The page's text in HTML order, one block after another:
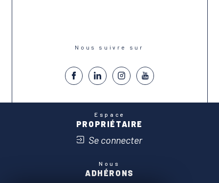
Nous suivre sur
Espace
PROPRIÉTAIRE
Se connecter
Nous
ADHÉRONS